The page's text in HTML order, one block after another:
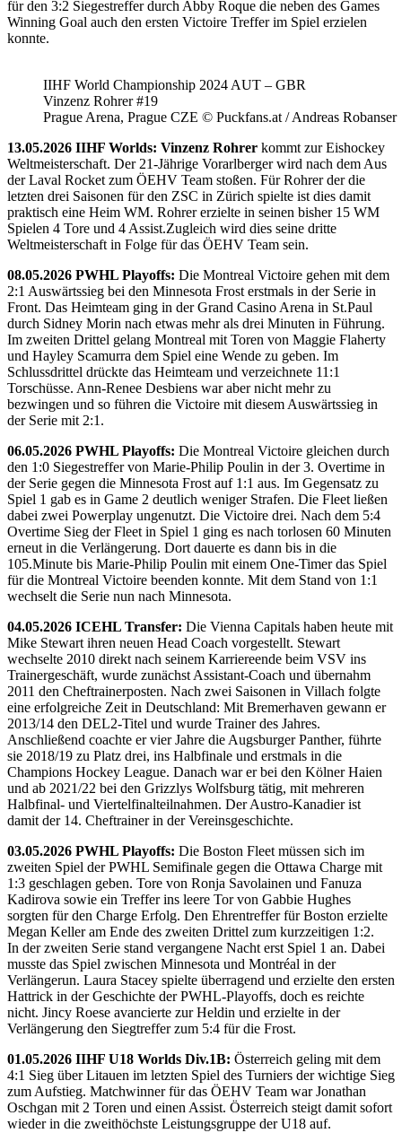
für den 3:2 Siegestreffer durch Abby Roque die neben des Games
Winning Goal auch den ersten Victoire Treffer im Spiel erzielen
konnte.
IIHF World Championship 2024 AUT – GBR
Vinzenz Rohrer #19
Prague Arena, Prague CZE © Puckfans.at / Andreas Robanser
13.05.2026 IIHF Worlds: Vinzenz Rohrer kommt zur Eishockey
Weltmeisterschaft. Der 21-Jährige Vorarlberger wird nach dem Aus
der Laval Rocket zum ÖEHV Team stoßen. Für Rohrer der die
letzten drei Saisonen für den ZSC in Zürich spielte ist dies damit
praktisch eine Heim WM. Rohrer erzielte in seinen bisher 15 WM
Spielen 4 Tore und 4 Assist.Zugleich wird dies seine dritte
Weltmeisterschaft in Folge für das ÖEHV Team sein.
08.05.2026 PWHL Playoffs: Die Montreal Victoire gehen mit dem
2:1 Auswärtssieg bei den Minnesota Frost erstmals in der Serie in
Front. Das Heimteam ging in der Grand Casino Arena in St.Paul
durch Sidney Morin nach etwas mehr als drei Minuten in Führung.
Im zweiten Drittel gelang Montreal mit Toren von Maggie Flaherty
und Hayley Scamurra dem Spiel eine Wende zu geben. Im
Schlussdrittel drückte das Heimteam und verzeichnete 11:1
Torschüsse. Ann-Renee Desbiens war aber nicht mehr zu
bezwingen und so führen die Victoire mit diesem Auswärtssieg in
der Serie mit 2:1.
06.05.2026 PWHL Playoffs: Die Montreal Victoire gleichen durch
den 1:0 Siegestreffer von Marie-Philip Poulin in der 3. Overtime in
der Serie gegen die Minnesota Frost auf 1:1 aus. Im Gegensatz zu
Spiel 1 gab es in Game 2 deutlich weniger Strafen. Die Fleet ließen
dabei zwei Powerplay ungenutzt. Die Victoire drei. Nach dem 5:4
Overtime Sieg der Fleet in Spiel 1 ging es nach torlosen 60 Minuten
erneut in die Verlängerung. Dort dauerte es dann bis in die
105.Minute bis Marie-Philip Poulin mit einem One-Timer das Spiel
für die Montreal Victoire beenden konnte. Mit dem Stand von 1:1
wechselt die Serie nun nach Minnesota.
04.05.2026 ICEHL Transfer: Die Vienna Capitals haben heute mit
Mike Stewart ihren neuen Head Coach vorgestellt. Stewart
wechselte 2010 direkt nach seinem Karriereende beim VSV ins
Trainergeschäft, wurde zunächst Assistant-Coach und übernahm
2011 den Cheftrainerposten. Nach zwei Saisonen in Villach folgte
eine erfolgreiche Zeit in Deutschland: Mit Bremerhaven gewann er
2013/14 den DEL2-Titel und wurde Trainer des Jahres.
Anschließend coachte er vier Jahre die Augsburger Panther, führte
sie 2018/19 zu Platz drei, ins Halbfinale und erstmals in die
Champions Hockey League. Danach war er bei den Kölner Haien
und ab 2021/22 bei den Grizzlys Wolfsburg tätig, mit mehreren
Halbfinal- und Viertelfinalteilnahmen. Der Austro-Kanadier ist
damit der 14. Cheftrainer in der Vereinsgeschichte.
03.05.2026 PWHL Playoffs: Die Boston Fleet müssen sich im
zweiten Spiel der PWHL Semifinale gegen die Ottawa Charge mit
1:3 geschlagen geben. Tore von Ronja Savolainen und Fanuza
Kadirova sowie ein Treffer ins leere Tor von Gabbie Hughes
sorgten für den Charge Erfolg. Den Ehrentreffer für Boston erzielte
Megan Keller am Ende des zweiten Drittel zum kurzzeitigen 1:2.
In der zweiten Serie stand vergangene Nacht erst Spiel 1 an. Dabei
musste das Spiel zwischen Minnesota und Montréal in der
Verlängerun. Laura Stacey spielte überragend und erzielte den ersten
Hattrick in der Geschichte der PWHL-Playoffs, doch es reichte
nicht. Jincy Roese avancierte zur Heldin und erzielte in der
Verlängerung den Siegtreffer zum 5:4 für die Frost.
01.05.2026 IIHF U18 Worlds Div.1B: Österreich geling mit dem
4:1 Sieg über Litauen im letzten Spiel des Turniers der wichtige Sieg
zum Aufstieg. Matchwinner für das ÖEHV Team war Jonathan
Oschgan mit 2 Toren und einen Assist. Österreich steigt damit sofort
wieder in die zweithöchste Leistungsgruppe der U18 auf.